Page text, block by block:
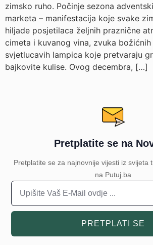
zimsko ruho. Počinje sezona
marketa – manifestacija koje svake
hiljade posjetilaca željnih praznične
cimeta i kuvanog vina, zvuka božićnih
svjetlucavih lampica koje pretvaraju
bajkovite kulise. Ovog decembra, […]
Pretplatite se na
Pretplatite se za najnovnije vijesti iz svijeta
na Putuj.ba
PRETPLATI SE